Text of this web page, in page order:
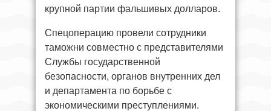
крупной партии фальшивых долларов.
Спецоперацию провели сотрудники
таможни совместно с представителями
Службы государственной
безопасности, органов внутренних дел
и департамента по борьбе с
экономическими преступлениями.